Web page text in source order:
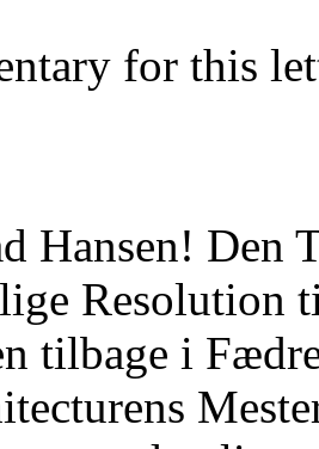
for this
Hansen! Den
Resolution
tilbage i